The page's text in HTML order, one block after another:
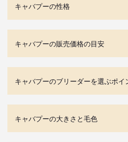
キャバプーの性格
キャバプーの販売価格の目安
キャバプーのブリーダーを選ぶポイ
キャバプーの大きさと毛色